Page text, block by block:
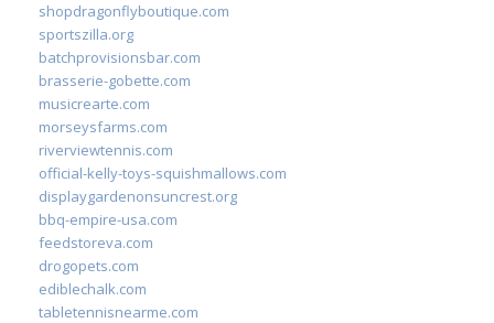
shopdragonflyboutique.com
sportszilla.org
batchprovisionsbar.com
brasserie-gobette.com
musicrearte.com
morseysfarms.com
riverviewtennis.com
official-kelly-toys-squishmallows.com
displaygardenonsuncrest.org
bbq-empire-usa.com
feedstoreva.com
drogopets.com
ediblechalk.com
tabletennisnearme.com